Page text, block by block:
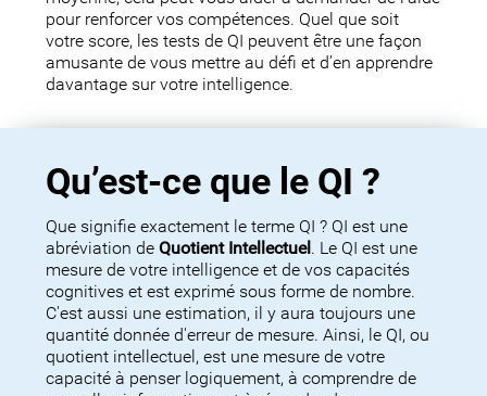
pour renforcer vos compétences. Quel que soit
votre score, les tests de QI peuvent être une façon
amusante de vous mettre au défi et d’en apprendre
davantage sur votre intelligence.
Qu’est-ce que le QI ?
Que signifie exactement le terme QI ? QI est une
abréviation deQuotient Intellectuel . Le QI est une
mesure de votre intelligence et de vos capacités
cognitives et est exprimé sous forme de nombre.
C'est aussi une estimation, il y aura toujours une
quantité donnée d'erreur de mesure. Ainsi, le QI, ou
quotient intellectuel, est une mesure de votre
capacité à penser logiquement, à comprendre de